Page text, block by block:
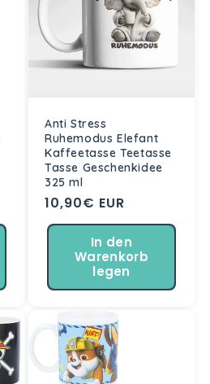
Anti Stress
Ruhemodus Elefant
Kaffeetasse Teetasse
Tasse Geschenkidee
325 ml
Normaler
Preis
10,90€ EUR
In den
Warenkorb
legen